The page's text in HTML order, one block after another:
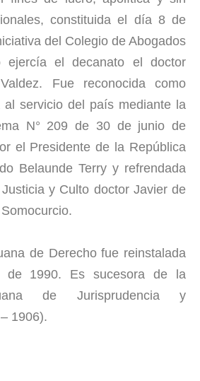
constituida el día 8 de
del Colegio de Abogados
ejercía el decanato el doctor
Fue reconocida como
al servicio del país mediante la
N° 209 de 30 de junio de
el Presidente de la República
Belaunde Terry y refrendada
y Culto doctor Javier de
de Derecho fue reinstalada
1990. Es sucesora de la
de Jurisprudencia y
1906).